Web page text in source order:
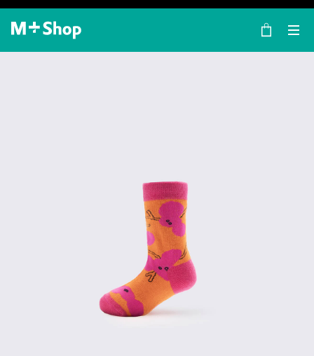
×
M+ Shop